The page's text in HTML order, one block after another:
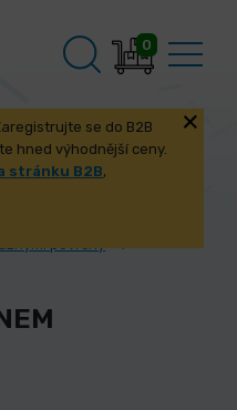
0
se do B2B
hned výhodnější ceny.
stránku B2B,
povrchy